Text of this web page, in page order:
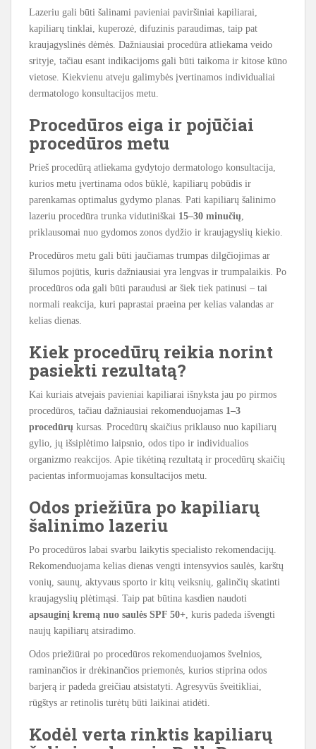
Lazeriu gali būti šalinami pavieniai paviršiniai kapiliarai,
kapiliarų tinklai, kuperozė, difuzinis paraudimas, taip pat
kraujagyslinės dėmės. Dažniausiai procedūra atliekama veido
srityje, tačiau esant indikacijoms gali būti taikoma ir kitose kūno
vietose. Kiekvienu atveju galimybės įvertinamos individualiai
dermatologo konsultacijos metu.
Procedūros eiga ir pojūčiai
procedūros metu
Prieš procedūrą atliekama gydytojo dermatologo konsultacija,
kurios metu įvertinama odos būklė, kapiliarų pobūdis ir
parenkamas optimalus gydymo planas. Pati kapiliarų šalinimo
lazeriu procedūra trunka vidutiniškai 15–30 minučių
priklausomai nuo gydomos zonos dydžio ir kraujagyslių kiekio.
Procedūros metu gali būti jaučiamas trumpas dilgčiojimas ar
šilumos pojūtis, kuris dažniausiai yra lengvas ir trumpalaikis. Po
procedūros oda gali būti paraudusi ar šiek tiek patinusi – tai
normali reakcija, kuri paprastai praeina per kelias valandas ar
kelias dienas.
Kiek procedūrų reikia norint
pasiekti rezultatą?
Kai kuriais atvejais pavieniai kapiliarai išnyksta jau po pirmos
procedūros, tačiau dažniausiai rekomenduojamas 1–3
procedūrų kursas. Procedūrų skaičius priklauso nuo kapiliarų
gylio, jų išsiplėtimo laipsnio, odos tipo ir individualios
organizmo reakcijos. Apie tikėtiną rezultatą ir procedūrų skaičių
pacientas informuojamas konsultacijos metu.
Odos priežiūra po kapiliarų
šalinimo lazeriu
Po procedūros labai svarbu laikytis specialisto rekomendacijų.
Rekomenduojama kelias dienas vengti intensyvios saulės, karštų
vonių, saunų, aktyvaus sporto ir kitų veiksnių, galinčių skatinti
kraujagyslių plėtimąsi. Taip pat būtina kasdien naudoti
apsauginį kremą nuo saulės SPF 50+ , kuris padeda išvengti
naujų kapiliarų atsiradimo.
Odos priežiūrai po procedūros rekomenduojamos švelnios,
raminančios ir drėkinančios priemonės, kurios stiprina odos
barjerą ir padeda greičiau atsistatyti. Agresyvūs šveitikliai,
rūgštys ar retinolis turėtų būti laikinai atidėti.
Kodėl verta rinktis kapiliarų